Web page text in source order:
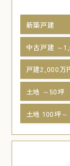
新築戸建
中古戸建 ～
戸建2,000万
土地 ～50坪
土地 100坪～